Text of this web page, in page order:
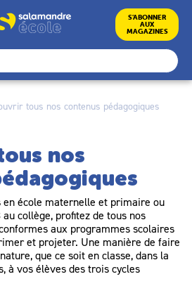
S’ABONNER
AUX
MAGAZINES
tous nos contenus pédagogiques
nos
en école maternelle et primaire ou
au collège, profitez de tous nos
aux programmes scolaires
et projeter. Une manière de faire
que ce soit en classe, dans la
à vos élèves des trois cycles